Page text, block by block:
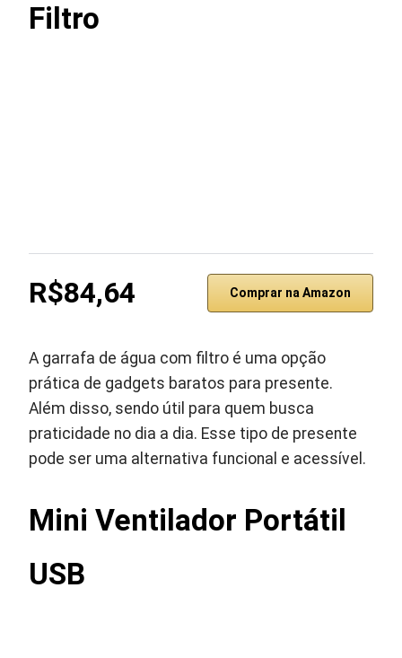
Filtro
R$84,64 Comprar na Amazon
A garrafa de água com filtro é uma opção
prática de gadgets baratos para presente.
Além disso, sendo útil para quem busca
praticidade no dia a dia. Esse tipo de presente
pode ser uma alternativa funcional e acessível.
Mini Ventilador Portátil
USB